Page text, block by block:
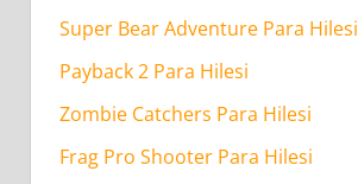
Super Bear Adventure Para Hilesi
Payback 2 Para Hilesi
Zombie Catchers Para Hilesi
Frag Pro Shooter Para Hilesi